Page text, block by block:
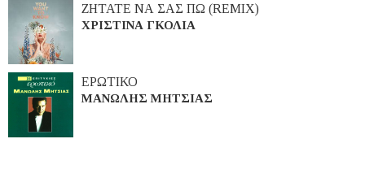
ΖΗΤΑΤΕ ΝΑ ΣΑΣ ΠΩ (REMIX)
ΧΡΙΣΤΙΝΑ ΓΚΟΛΙΑ
ΕΡΩΤΙΚΟ
ΜΑΝΩΛΗΣ ΜΗΤΣΙΑΣ